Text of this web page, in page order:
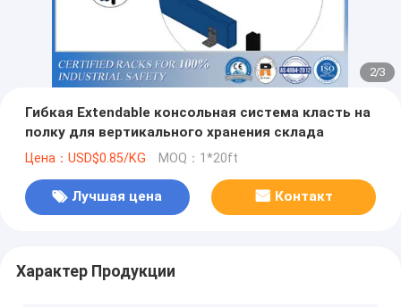
2/3
Гибкая Extendable консольная система класть на
полку для вертикального хранения склада
Цена：USD$0.85/KG MOQ：1*20ft
Лучшая цена Контакт
Характер Продукции